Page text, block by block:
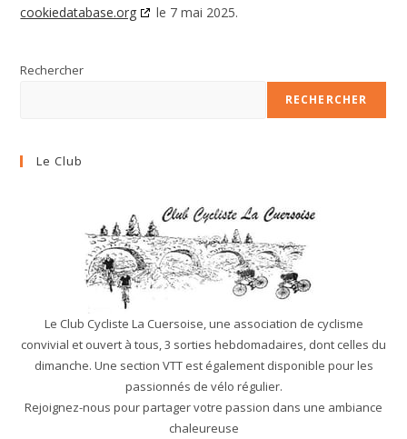
cookiedatabase.org
le 7 mai 2025.
Rechercher
RECHERCHER
Le Club
Le Club Cycliste La Cuersoise, une association de cyclisme
convivial et ouvert à tous, 3 sorties hebdomadaires, dont celles du
dimanche. Une section VTT est également disponible pour les
passionnés de vélo régulier.
Rejoignez-nous pour partager votre passion dans une ambiance
chaleureuse